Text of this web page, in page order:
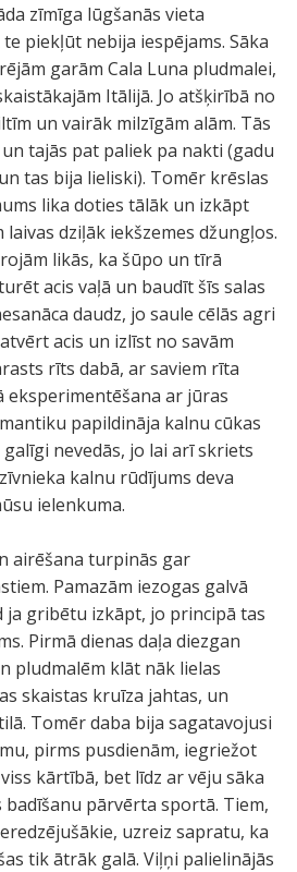
zīmīga lūgšanās vieta
piekļūt nebija iespējams. Sāka
garām Cala Luna pludmalei,
Itālijā. Jo atšķirībā no
un vairāk milzīgām alām. Tās
tajās pat paliek pa nakti (gadu
tas bija lieliski). Tomēr krēslas
lika doties tālāk un izkāpt
dziļāk iekšzemes džungļos.
likās, ka šūpo un tīrā
acis vaļā un baudīt šīs salas
daudz, jo saule cēlās agri
acis un izlīst no savām
rīts dabā, ar saviem rīta
eksperimentēšana ar jūras
papildināja kalnu cūkas
nevedās, jo lai arī skriets
kalnu rūdījums deva
ielenkuma.
airēšana turpinās gar
Pamazām iezogas galvā
ja gribētu izkāpt, jo principā tas
Pirmā dienas daļa diezgan
pludmalēm klāt nāk lielas
skaistas kruīza jahtas, un
Tomēr daba bija sagatavojusi
pirms pusdienām, iegriežot
kārtībā, bet līdz ar vēju sāka
pārvērta sportā. Tiem,
uzreiz sapratu, ka
tik ātrāk galā. Viļņi palielinājās